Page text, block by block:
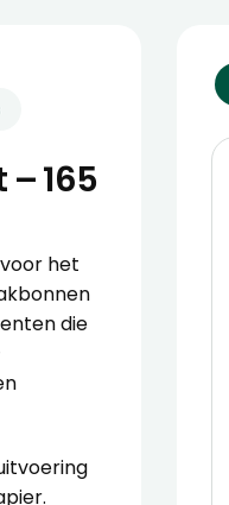
165
het
die